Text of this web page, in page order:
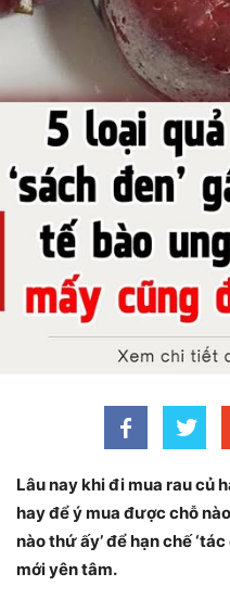
Lâu nay khi đi mua rau củ
hay để ý mua được chỗ
nào thứ ấy’ để hạn chế
mới yên tâm.